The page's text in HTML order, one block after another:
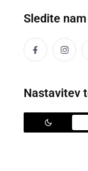
Sledite nam
Nastavitev
V